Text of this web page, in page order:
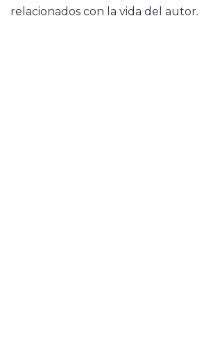
relacionados con la vida del autor.